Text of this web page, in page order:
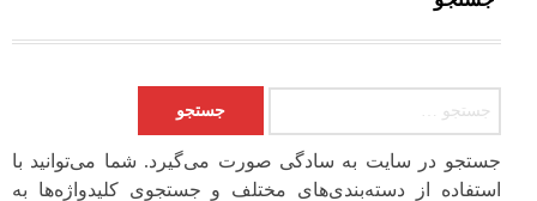
جستجو در سایت به سادگی صورت می‌گیرد. شما می‌توانید با
استفاده از دسته‌بندی‌های مختلف و جستجوی کلیدواژه‌ها به